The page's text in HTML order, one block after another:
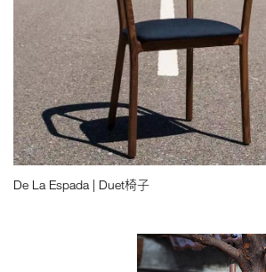
De La Espada | Duet椅子